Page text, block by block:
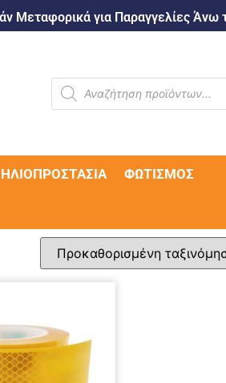
Μεταφορικά για Παραγγελίες Άνω
ΦΩΤΙΣΜΌΣ